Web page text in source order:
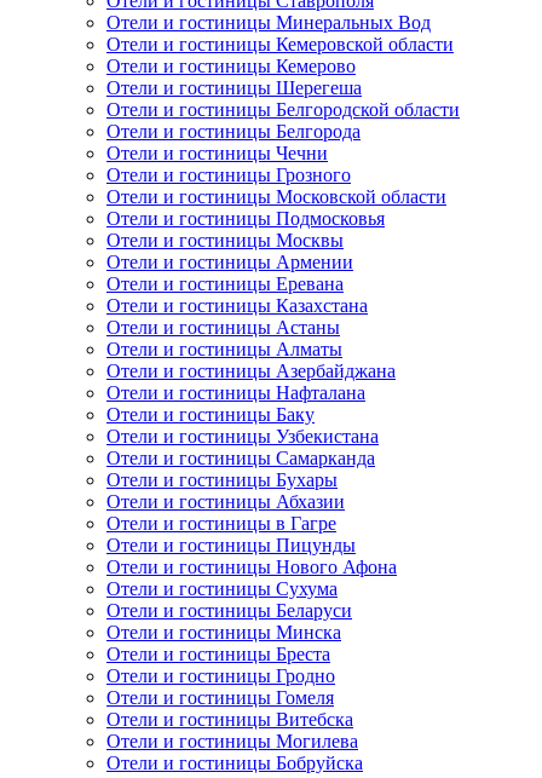
Отели и гостиницы Минеральных Вод
Отели и гостиницы Кемеровской области
Отели и гостиницы Кемерово
Отели и гостиницы Шерегеша
Отели и гостиницы Белгородской области
Отели и гостиницы Белгорода
Отели и гостиницы Чечни
Отели и гостиницы Грозного
Отели и гостиницы Московской области
Отели и гостиницы Подмосковья
Отели и гостиницы Москвы
Отели и гостиницы Армении
Отели и гостиницы Еревана
Отели и гостиницы Казахстана
Отели и гостиницы Астаны
Отели и гостиницы Алматы
Отели и гостиницы Азербайджана
Отели и гостиницы Нафталана
Отели и гостиницы Баку
Отели и гостиницы Узбекистана
Отели и гостиницы Самарканда
Отели и гостиницы Бухары
Отели и гостиницы Абхазии
Отели и гостиницы в Гагре
Отели и гостиницы Пицунды
Отели и гостиницы Нового Афона
Отели и гостиницы Сухума
Отели и гостиницы Беларуси
Отели и гостиницы Минска
Отели и гостиницы Бреста
Отели и гостиницы Гродно
Отели и гостиницы Гомеля
Отели и гостиницы Витебска
Отели и гостиницы Могилева
Отели и гостиницы Бобруйска